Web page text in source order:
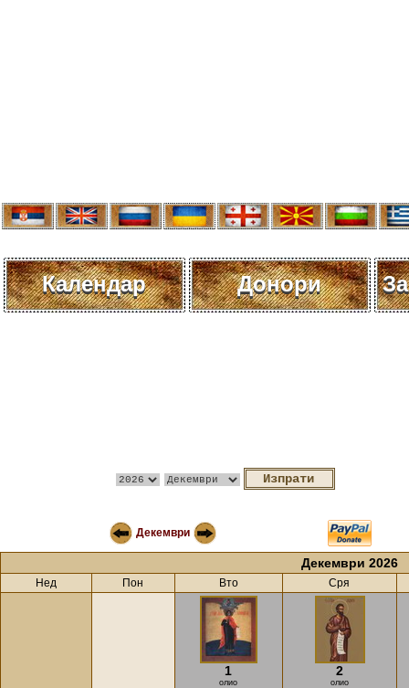
Календар Донори
Декември
Декември 2026
Нед Пон Вто Сря
1
олио
2
олио